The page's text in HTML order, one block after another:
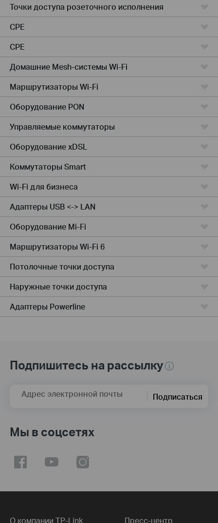
Точки доступа розеточного исполнения
CPE
CPE
Домашние Mesh-системы Wi-Fi
Маршрутизаторы Wi-Fi
Оборудование PON
Управляемые коммутаторы
Оборудование xDSL
Коммутаторы Smart
Wi-Fi для бизнеса
Адаптеры USB <-> LAN
Оборудование Mi-Fi
Маршрутизаторы Wi-Fi 6
Потолочные точки доступа
Наружные точки доступа
Адаптеры Powerline
Подпишитесь на рассылку
Адрес электронной почты Подписаться
Мы в соцсетях
О компании TP-Link Пресс-центр